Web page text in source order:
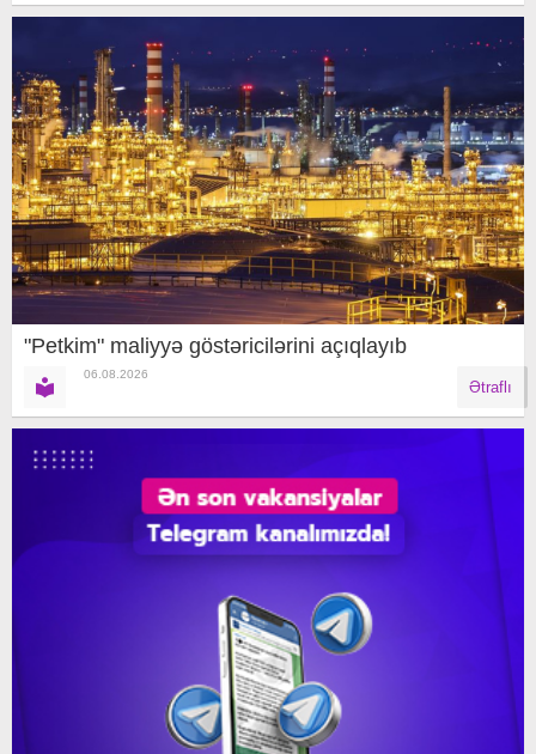
"Petkim" maliyyə göstəricilərini açıqlayıb
06.08.2026
Ətraflı